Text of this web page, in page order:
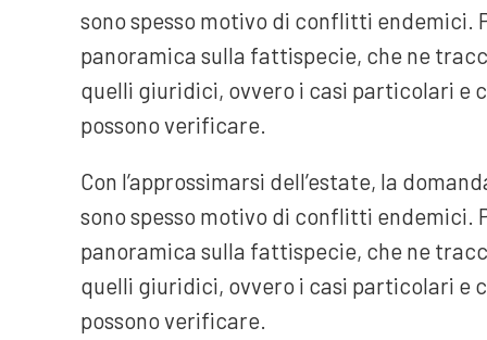
sono spesso motivo di conflitti
panoramica sulla fattispecie, che ne
quelli giuridici, ovvero i casi particolari e
possono verificare.
Con l’approssimarsi dell’estate, la
sono spesso motivo di conflitti
panoramica sulla fattispecie, che ne
quelli giuridici, ovvero i casi particolari e
possono verificare.